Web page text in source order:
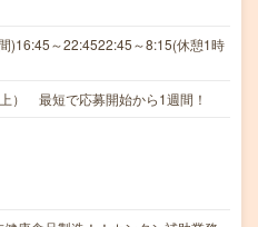
)16:45～22:4522:45～8:15(休憩1時
） 最短で応募開始から1週間！